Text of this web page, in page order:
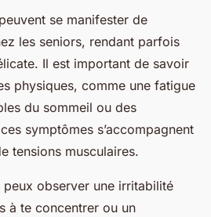
se manifester de
les seniors, rendant parfois
Il est important de savoir
physiques, comme une fatigue
du sommeil ou des
symptômes s’accompagnent
tensions musculaires.
peux observer une irritabilité
à te concentrer ou un